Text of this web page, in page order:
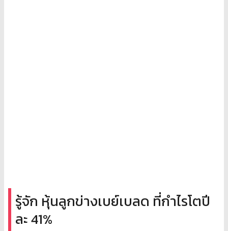
รู้จัก หุ้นลูกข่างเบย์เบลด ที่กำไรโตปี
ละ 41%